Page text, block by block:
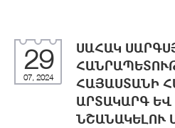
29
07, 2024
ՍԱՀԱԿ
ՀԱՅԱՍՏԱՆԻ
ԱՐՏԱԿԱՐԳ
ՆՇԱՆԱԿԵԼՈՒ